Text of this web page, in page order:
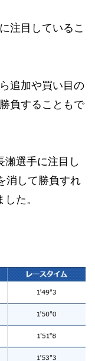
注目しているこ
追加や買い目の
負することもで
瀬選手に注目し
消して勝負すれ
た。